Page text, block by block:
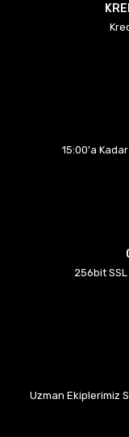
15:00'a
256bit
Uzman Ekiplerimiz